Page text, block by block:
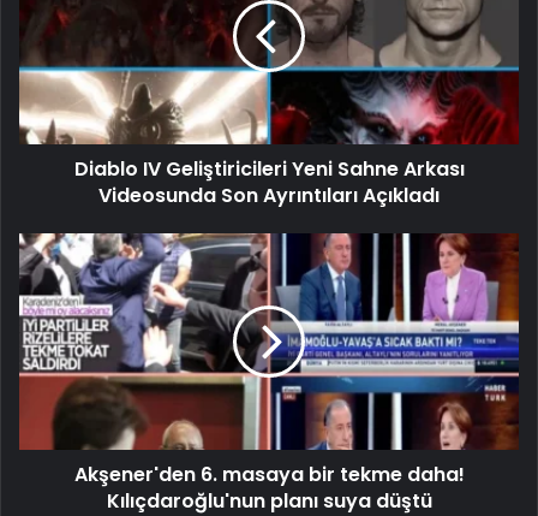
Diablo IV Geliştiricileri Yeni Sahne Arkası
Videosunda Son Ayrıntıları Açıkladı
Akşener'den 6. masaya bir tekme daha!
Kılıçdaroğlu'nun planı suya düştü